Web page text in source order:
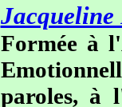
Jacqueline
Formée à
paroles, à